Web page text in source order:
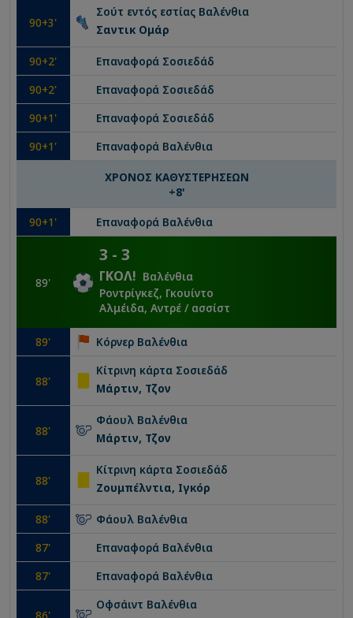
90+3'
Σούτ εντός εστίας Βαλένθια
Σαντικ Ομάρ
90+2' Επαναφορά Σοσιεδάδ
90+2' Επαναφορά Σοσιεδάδ
90+1' Επαναφορά Σοσιεδάδ
90+1' Επαναφορά Βαλένθια
ΧΡΟΝΟΣ ΚΑΘΥΣΤΕΡΗΣΕΩΝ
+8'
90+1' Επαναφορά Βαλένθια
89'
3 -3
ΓΚΟΛ! Βαλένθια
Ροντρίγκεζ, Γκουίντο
Αλμέιδα, Αντρέ / ασσίστ
89' Κόρνερ Βαλένθια
88'
Κίτρινη κάρτα Σοσιεδάδ
Μάρτιν, Τζον
88'
Φάουλ Βαλένθια
Μάρτιν, Τζον
88'
Κίτρινη κάρτα Σοσιεδάδ
Ζουμπέλντια, Ιγκόρ
88' Φάουλ Βαλένθια
87' Επαναφορά Βαλένθια
87' Επαναφορά Βαλένθια
Οφσάιντ Βαλένθια